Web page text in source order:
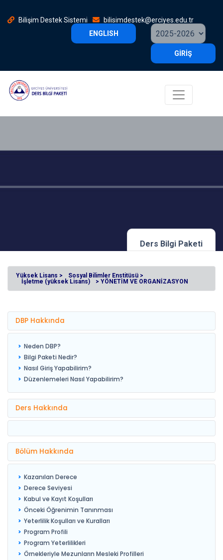
Bilişim Destek Sistemi
bilisimdestek@erciyes.edu.tr
ENGLISH
GİRİŞ
Ders Bilgi Paketi
Yüksek Lisans >
Sosyal Bilimler Enstitüsü >
İşletme (yüksek Lisans)
> YÖNETİM VE ORGANİZASYON
DBP Hakkında
Neden DBP?
Bilgi Paketi Nedir?
Nasıl Giriş Yapabilirim?
Düzenlemeleri Nasıl Yapabilirim?
Ders Hakkında
Bölüm Hakkında
Kazanılan Derece
Derece Seviyesi
Kabul ve Kayıt Koşulları
Önceki Öğrenimin Tanınması
Yeterlilik Koşulları ve Kuralları
Program Profili
Program Yeterlilikleri
Örnekleriyle Mezunların Mesleki Profilleri